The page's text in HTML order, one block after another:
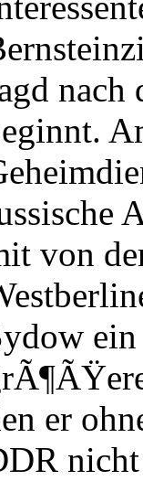
nach
von
er